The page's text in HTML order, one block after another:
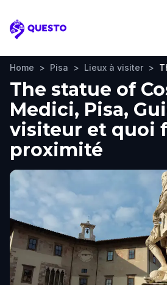
Questo
Home > Pisa > Lieux à visiter >
The statue of
Medici, Pisa,
visiteur et quoi
proximité